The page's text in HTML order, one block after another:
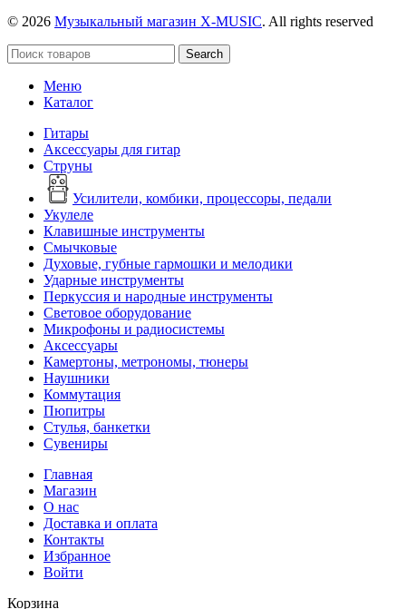
© 2026 Музыкальный магазин X-MUSIC. All rights reserved
Search
Меню
Каталог
Гитары
Аксессуары для гитар
Струны
Усилители, комбики, процессоры, педали
Укулеле
Клавишные инструменты
Смычковые
Духовые, губные гармошки и мелодики
Ударные инструменты
Перкуссия и народные инструменты
Световое оборудование
Микрофоны и радиосистемы
Аксессуары
Камертоны, метрономы, тюнеры
Наушники
Коммутация
Пюпитры
Стулья, банкетки
Сувениры
Главная
Магазин
О нас
Доставка и оплата
Контакты
Избранное
Войти
Корзина